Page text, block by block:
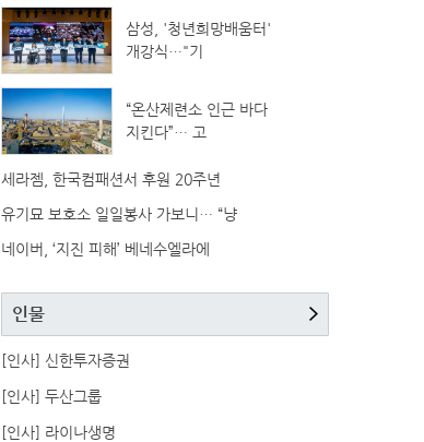
삼성, '청년희망배움터'
개강식…"기
“온산제련소 인근 바다
지킨다”… 고
세라젬, 한국컴패션서 후원 20주년
유기묘 보호소 일일봉사 가보니… “냥
네이버, ‘지진 피해’ 베네수엘라에
인물
[인사] 신한투자증권
[인사] 두산그룹
[인사] 라이나생명